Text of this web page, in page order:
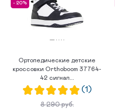
- 20%
Ортопедические детские
кроссовки Orthoboom 37764-
42 сигнал...
(1)
8 290 руб.